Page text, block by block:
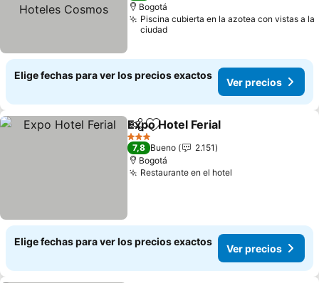
Bogotá
Piscina cubierta en la azotea con vistas a la
ciudad
Elige fechas para ver los precios exactos
Ver precios
CompartirAgregar a favoritos
Expo Hotel Ferial
3 Estrellas
7,8 Bueno
2.151
Bogotá
Restaurante en el hotel
Elige fechas para ver los precios exactos
Ver precios